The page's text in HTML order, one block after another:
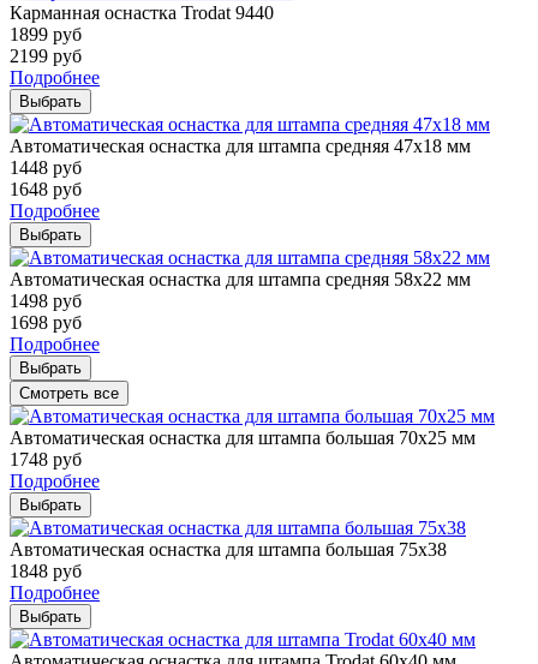
Карманная оснастка Trodat 9440
1899 руб
2199 руб
Подробнее
Выбрать
Автоматическая оснастка для штампа средняя 47х18 мм
1448 руб
1648 руб
Подробнее
Выбрать
Автоматическая оснастка для штампа средняя 58х22 мм
1498 руб
1698 руб
Подробнее
Выбрать
Смотреть все
Автоматическая оснастка для штампа большая 70х25 мм
1748 руб
Подробнее
Выбрать
Автоматическая оснастка для штампа большая 75х38
1848 руб
Подробнее
Выбрать